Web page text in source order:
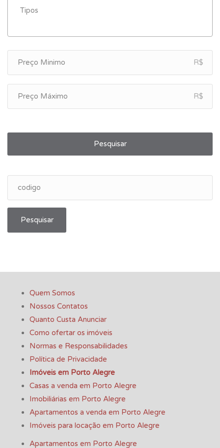
R$
R$
Pesquisar
Pesquisar
Quem Somos
Nossos Contatos
Quanto Custa Anunciar
Como ofertar os imóveis
Normas e Responsabilidades
Política de Privacidade
Imóveis em Porto Alegre
Casas a venda em Porto Alegre
Imobiliárias em Porto Alegre
Apartamentos a venda em Porto Alegre
Imóveis para locação em Porto Alegre
Apartamentos em Porto Alegre